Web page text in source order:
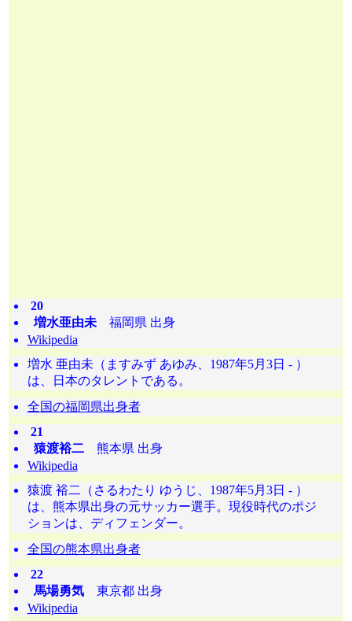
20
増水亜由未福岡県 出身
Wikipedia
増水 亜由未（ますみず あゆみ、1987年5月3日 - ）
は、日本のタレントである。
全国の福岡県出身者
21
猿渡裕二熊本県 出身
Wikipedia
猿渡 裕二（さるわたり ゆうじ、1987年5月3日 - ）
は、熊本県出身の元サッカー選手。現役時代のポジ
ションは、ディフェンダー。
全国の熊本県出身者
22
馬場勇気東京都 出身
Wikipedia